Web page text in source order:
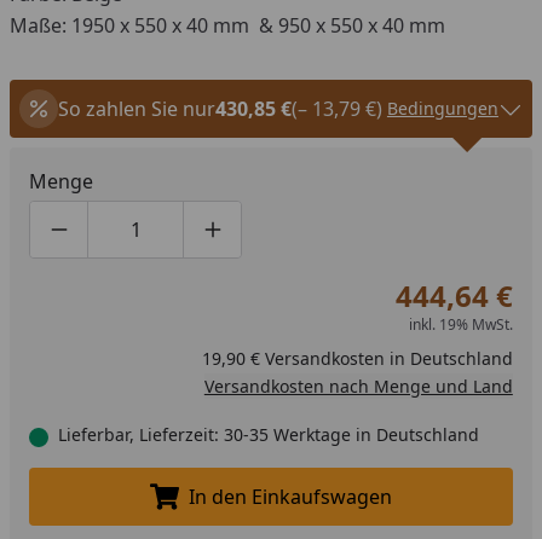
Maße: 1950 x 550 x 40 mm & 950 x 550 x 40 mm
So zahlen Sie nur430,85 €(– 13,79 €) Bedingungen
Menge
Produktmenge um eins verringern
Produktmenge manuell eingeben
Produktmenge um eins erhöhen
444,64 €
inkl. 19% MwSt.
19,90 € Versandkosten in Deutschland
Versandkosten nach Menge und Land
Lieferbar, Lieferzeit: 30-35 Werktage in Deutschland
In den Einkaufswagen legen
In den Einkaufswagen